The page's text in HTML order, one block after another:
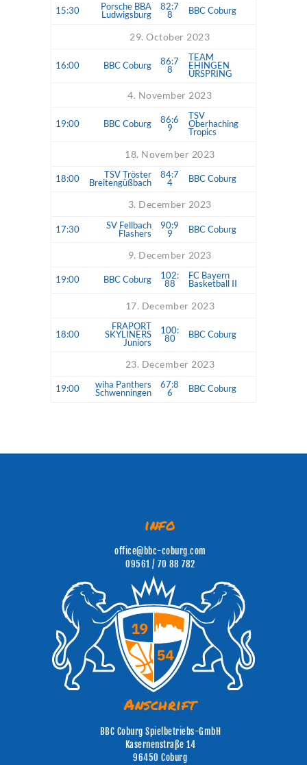
15:30
Porsche BBA
Ludwigsburg
82:7
8
BBC Coburg
29. October 2023
16:00 BBC Coburg
86:7
8
TEAM
EHINGEN
URSPRING
4. November 2023
19:00 BBC Coburg
86:6
9
TSV
Oberhaching
Tropics
18. November 2023
18:00
TSV Tröster
Breitengüßbach
84:7
4
BBC Coburg
3. December 2023
17:30
SV Fellbach
Flashers
90:9
9
BBC Coburg
9. December 2023
19:00 BBC Coburg
102:
88
FC Bayern
Basketball II
17. December 2023
18:00
FRAPORT
SKYLINERS
Juniors
100:
80
BBC Coburg
23. December 2023
19:00
wiha Panthers
Schwenningen
67:8
6
BBC Coburg
info
office@bbc-coburg.com
09561 / 70 88 782
Anschrift
BBC Coburg Spielbetriebs-GmbH
Kasernenstraße 14
96450 Coburg